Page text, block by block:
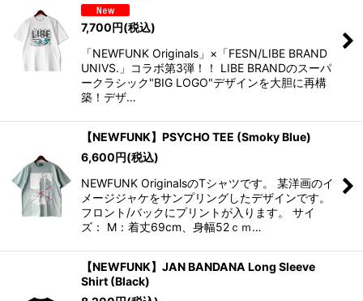
7,700円(税込)
「NEWFUNK Originals」×「FESN/LIBE BRAND
UNIVS.」コラボ第3弾！！ LIBE BRANDのスーパ
ークラシック"BIG LOGO"デザインを大胆に再構
築！デザ…
【NEWFUNK】PSYCHO TEE (Smoky Blue)
6,600円(税込)
NEWFUNK OriginalsのTシャツです。 某洋画のイ
メージジャケをサンプリングしたデザインです。
フロント/バックにプリントが入ります。 サイ
ズ： M：着丈69cm、身幅52ｃｍ…
【NEWFUNK】JAN BANDANA Long Sleeve
Shirt (Black)